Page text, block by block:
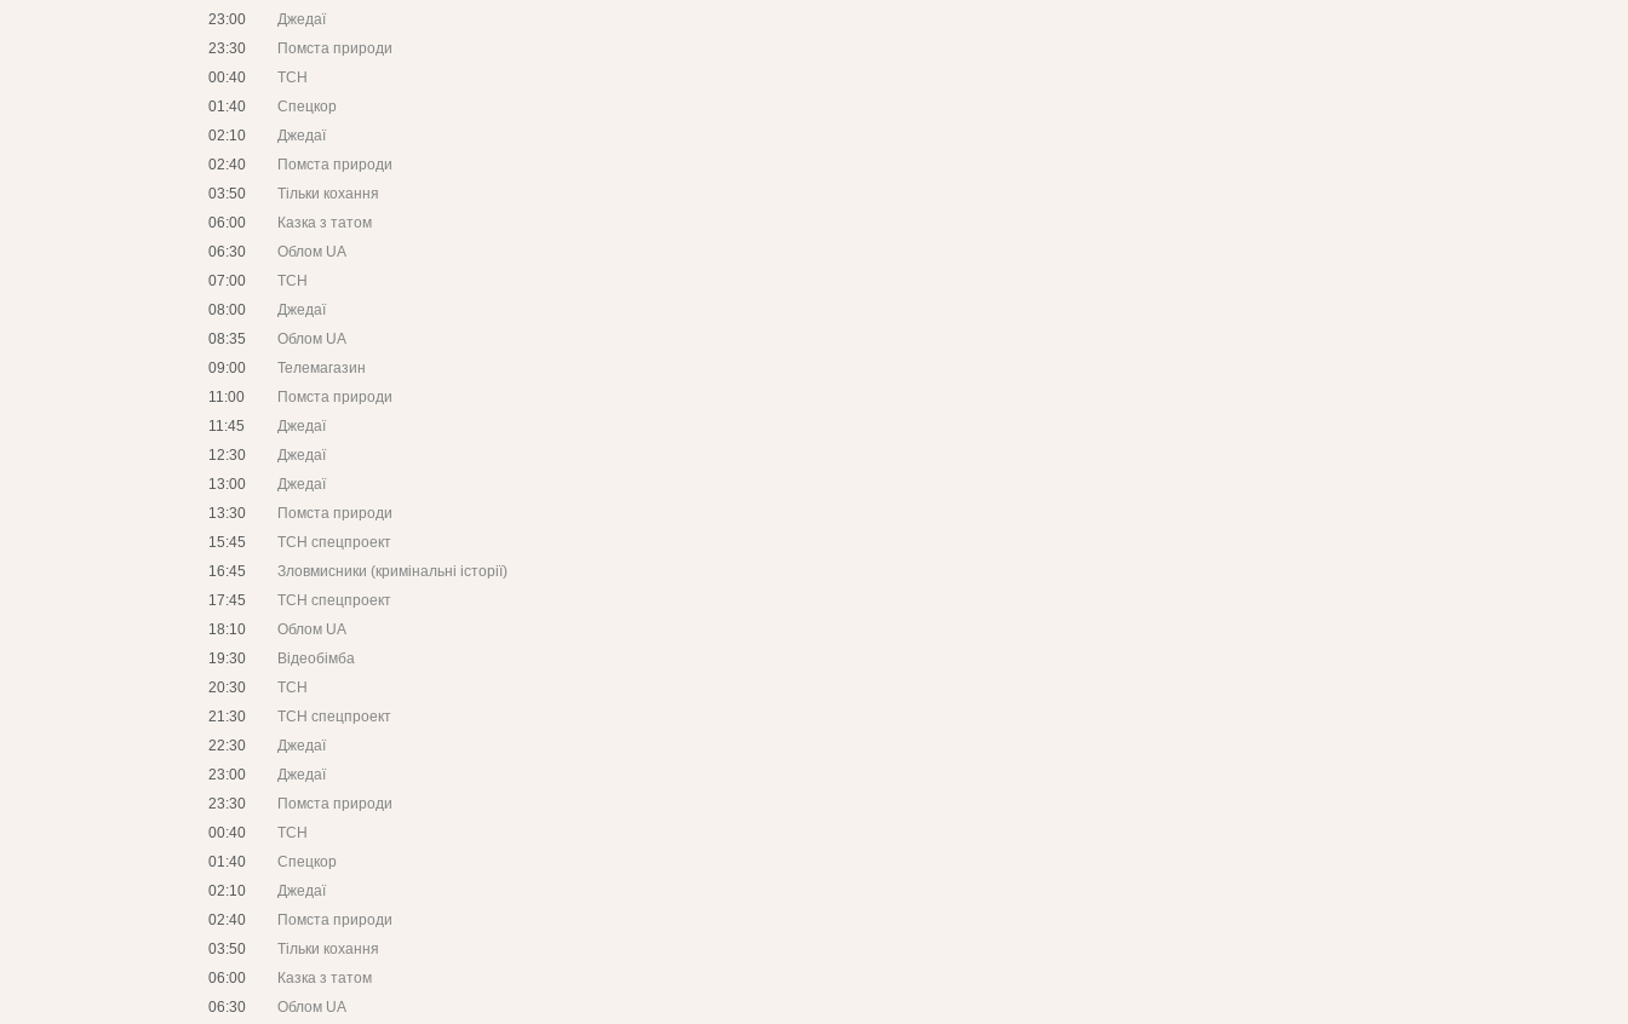
23:00
Джедаї
23:30
Помста природи
00:40
ТСН
01:40
Спецкор
02:10
Джедаї
02:40
Помста природи
03:50
Тільки кохання
06:00
Казка з татом
06:30
Облом UA
07:00
ТСН
08:00
Джедаї
08:35
Облом UA
09:00
Телемагазин
11:00
Помста природи
11:45
Джедаї
12:30
Джедаї
13:00
Джедаї
13:30
Помста природи
15:45
ТСН спецпроект
16:45
Зловмисники (кримінальні історії)
17:45
ТСН спецпроект
18:10
Облом UA
19:30
Відеобімба
20:30
ТСН
21:30
ТСН спецпроект
22:30
Джедаї
23:00
Джедаї
23:30
Помста природи
00:40
ТСН
01:40
Спецкор
02:10
Джедаї
02:40
Помста природи
03:50
Тільки кохання
06:00
Казка з татом
06:30
Облом UA